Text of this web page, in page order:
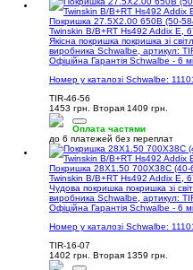
Покришка 27.5X2.00 650B (50-
Twinskin B/B+RT Hs492 Addix E,
Якісна покришка покришка зі
виробника Schwalbe, артикул:
Офіційна Гарантія Schwalbe - 6
Номер у каталозі Schwalbe:
TIR-46-56
1453 грн.
Вторая 1409 грн.
Оплата частями
до 6 платежей без переплат
Покришка 28X1.50 700X38C (40-
Twinskin B/B+RT Hs492 Addix E,
Чудова покришка покришка зі
виробника Schwalbe, артикул:
Офіційна Гарантія Schwalbe - 6
Номер у каталозі Schwalbe:
TIR-16-07
1402 грн.
Вторая 1359 грн.